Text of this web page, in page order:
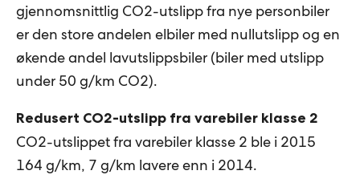
gjennomsnittlig CO2-utslipp fra nye personbiler
er den store andelen elbiler med nullutslipp og en
økende andel lavutslippsbiler (biler med utslipp
under 50 g/km CO2).
Redusert CO2-utslipp fra varebiler klasse 2
CO2-utslippet fra varebiler klasse 2 ble i 2015
164 g/km, 7 g/km lavere enn i 2014.